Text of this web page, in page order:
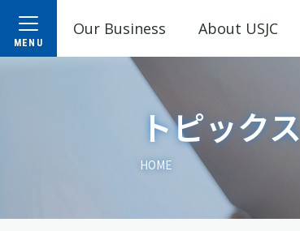
Our Business About USJC
トピックス
HOME